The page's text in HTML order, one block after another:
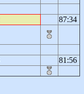
87:34
81:56